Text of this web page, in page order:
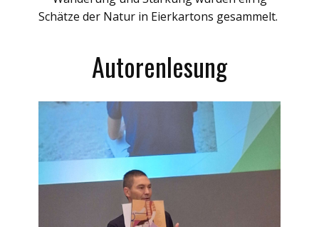
Schätze der Natur in Eierkartons gesammelt.
Autorenlesung